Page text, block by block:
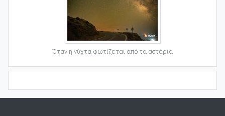
Όταν η νύχτα φωτίζεται από τα αστέρια